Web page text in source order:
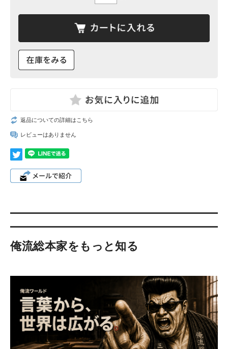
返品についての詳細はこちら
レビューはありません
俺流総本家をもっと知る